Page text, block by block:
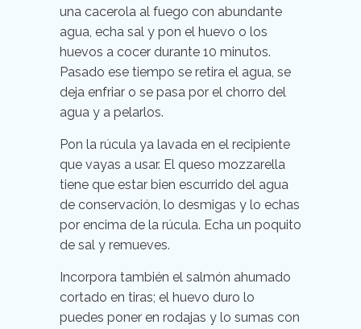
una cacerola al fuego con abundante
agua, echa sal y pon el huevo o los
huevos a cocer durante 10 minutos.
Pasado ese tiempo se retira el agua, se
deja enfriar o se pasa por el chorro del
agua y a pelarlos.
Pon la rúcula ya lavada en el recipiente
que vayas a usar. El queso mozzarella
tiene que estar bien escurrido del agua
de conservación, lo desmigas y lo echas
por encima de la rúcula. Echa un poquito
de sal y remueves.
Incorpora también el salmón ahumado
cortado en tiras; el huevo duro lo
puedes poner en rodajas y lo sumas con